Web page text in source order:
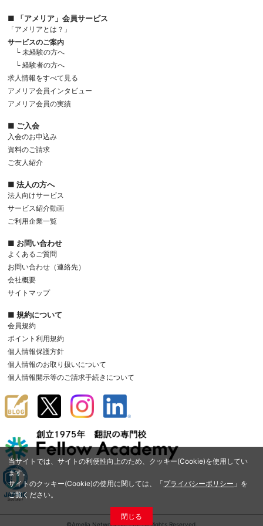
当サイトでは、サイトの利便性向上のため、クッキー(Cookie)を使用してい
ます。
サイトのクッキー(Cookie)の使用に関しては、「プライバシーポリシー 」を
ご覧ください。
閉じる
■ 「アメリア」会員サービス
「アメリアとは？」
サービスのご案内
└ 未経験の方へ
└ 経験者の方へ
求人情報をすべて見る
アメリア会員インタビュー
アメリア会員の実績
■ ご入会
入会のお申込み
資料のご請求
ご友人紹介
■ 法人の方へ
法人向けサービス
サービス紹介動画
ご利用企業一覧
■ お問い合わせ
よくあるご質問
お問い合わせ（連絡先）
会社概要
サイトマップ
■ 規約について
会員規約
ポイント利用規約
個人情報保護方針
個人情報のお取り扱いについて
個人情報開示等のご請求手続きについて
©Amelia Network Co.,Ltd. All Rights Reserved.